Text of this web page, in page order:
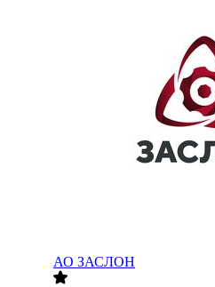
АО ЗАСЛОН